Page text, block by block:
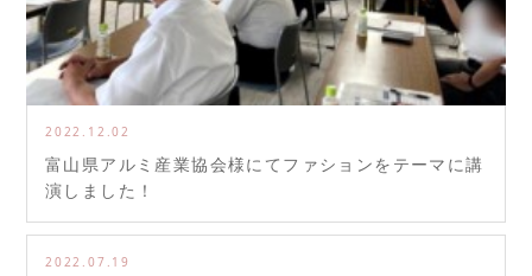
2022.12.02
富山県アルミ産業協会様にてファションをテーマに講
演しました！
2022.07.19